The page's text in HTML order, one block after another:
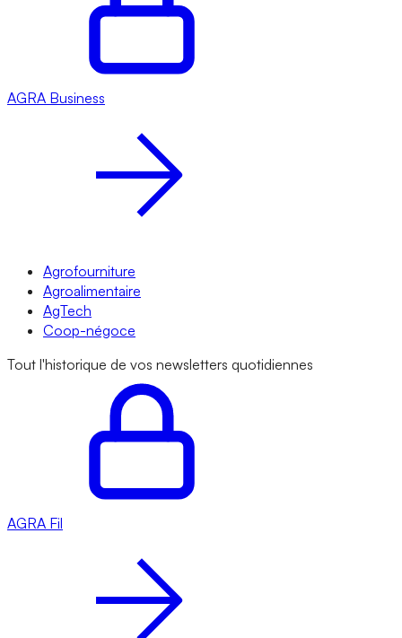
AGRA Business
Agrofourniture
Agroalimentaire
AgTech
Coop-négoce
Tout l'historique de vos newsletters quotidiennes
AGRA Fil